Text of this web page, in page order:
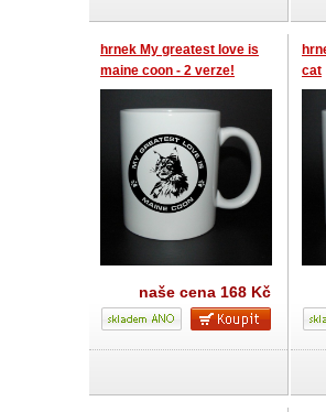
hrnek My greatest love is
maine coon - 2 verze!
naše cena 168 Kč
cat